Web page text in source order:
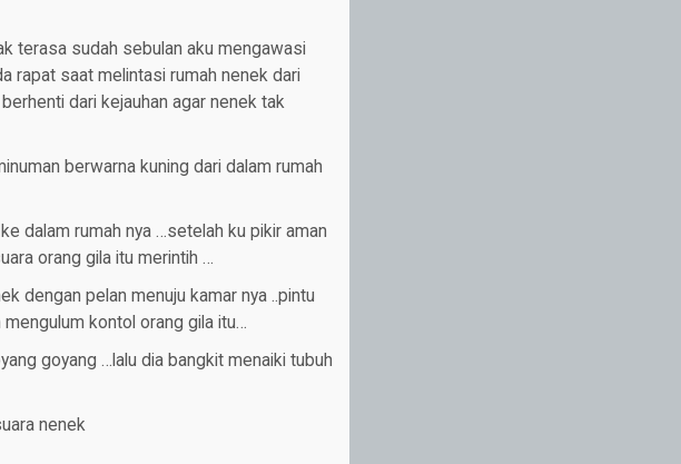
terasa sudah sebulan aku mengawasi
rapat saat melintasi rumah nenek dari
dari kejauhan agar nenek tak
berwarna kuning dari dalam rumah
dalam rumah nya …setelah ku pikir aman
orang gila itu merintih …
dengan pelan menuju kamar nya ..pintu
kontol orang gila itu…
goyang …lalu dia bangkit menaiki tubuh
nenek